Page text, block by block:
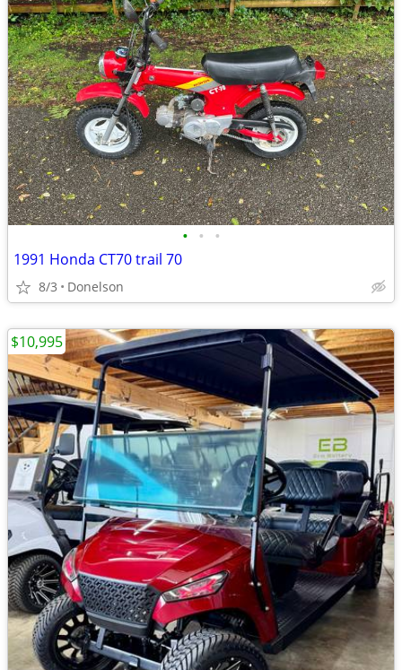
• • •
1991 Honda CT70 trail 70
8/3 Donelson
$10,995